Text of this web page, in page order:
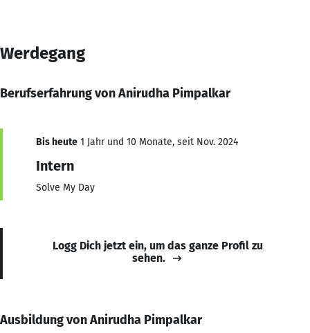
Werdegang
Berufserfahrung von Anirudha Pimpalkar
Bis heute 1 Jahr und 10 Monate, seit Nov. 2024
Intern
Solve My Day
Logg Dich jetzt ein, um das ganze Profil zu
sehen.
Ausbildung von Anirudha Pimpalkar